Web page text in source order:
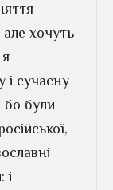
хочуть
і сучасну
бо були
і